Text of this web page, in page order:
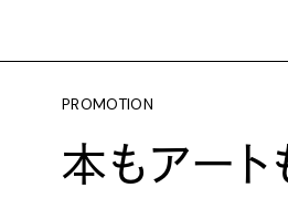
PROMOTION
本もアート